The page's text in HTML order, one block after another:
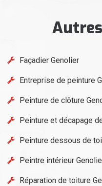
Façadier Genolier
Entreprise de peinture
Peinture de clôture
Peinture et décapage
Peinture dessous de
Peintre intérieur
Réparation de toiture